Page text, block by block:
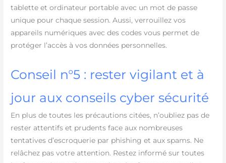
tablette et ordinateur portable avec un mot de passe
unique pour chaque session. Aussi, verrouillez vos
appareils numériques avec des codes vous permet de
protéger l’accès à vos données personnelles.
Conseil n°5 : rester vigilant et à
jour aux conseils cyber sécurité
En plus de toutes les précautions citées, n’oubliez pas de
rester attentifs et prudents face aux nombreuses
tentatives d’escroquerie par phishing et aux spams. Ne
relâchez pas votre attention. Restez informé sur toutes